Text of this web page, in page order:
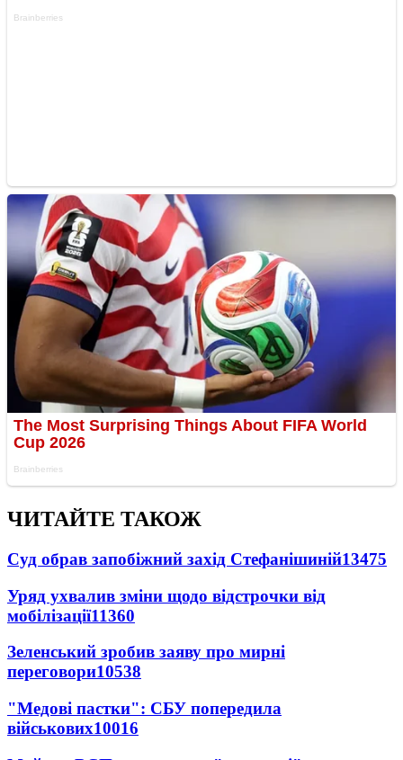
ЧИТАЙТЕ ТАКОЖ
Суд обрав запобіжний захід Стефанішиній13475
Уряд ухвалив зміни щодо відстрочки від
мобілізації11360
Зеленський зробив заяву про мирні
переговори10538
"Медові пастки": СБУ попередила
військових10016